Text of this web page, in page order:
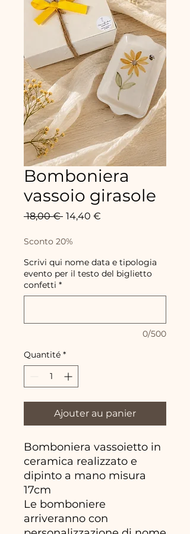
Bomboniera
vassoio girasole
18,00 € Prix
14,40 €
Sconto 20%
Scrivi qui nome data e tipologia
evento per il testo del biglietto
confetti *
0/500
Quantité *
Ajouter au panier
Bomboniera vassoietto in
ceramica realizzato e
dipinto a mano misura
17cm
Le bomboniere
arriveranno con